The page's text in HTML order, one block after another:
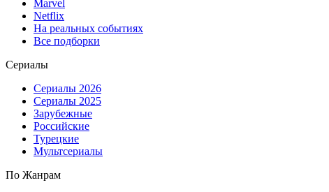
Marvel
Netflix
На реальных событиях
Все подборки
Сериалы
Сериалы 2026
Сериалы 2025
Зарубежные
Российские
Турецкие
Мультсериалы
По Жанрам